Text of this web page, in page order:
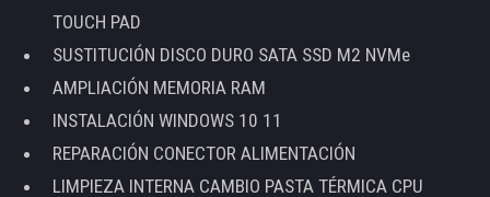
TOUCH PAD
SUSTITUCIÓN DISCO DURO SATA SSD M2 NVMe
AMPLIACIÓN MEMORIA RAM
INSTALACIÓN WINDOWS 10 11
REPARACIÓN CONECTOR ALIMENTACIÓN
LIMPIEZA INTERNA CAMBIO PASTA TÉRMICA CPU